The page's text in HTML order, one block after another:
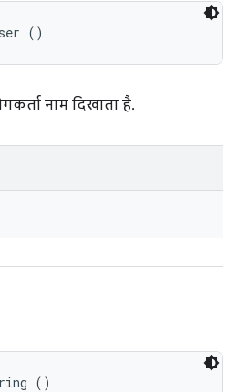
()
नाम दिखाता है.
()